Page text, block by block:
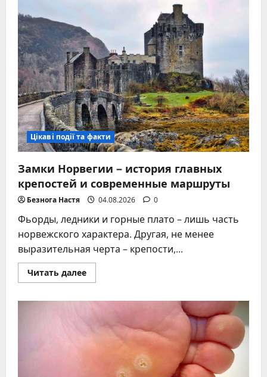
пошаговый
путь
от
нектара
до
зрелого
продукта
в
улье
Цікаві події та факти
Замки Норвегии – история главных
крепостей и современные маршруты
Безнога Настя 04.08.2026 0
Фьорды, ледники и горные плато – лишь часть
норвежского характера. Другая, не менее
выразительная черта – крепости,...
Читать далееПрочитать
больше
история
главных
крепостей
и
современные